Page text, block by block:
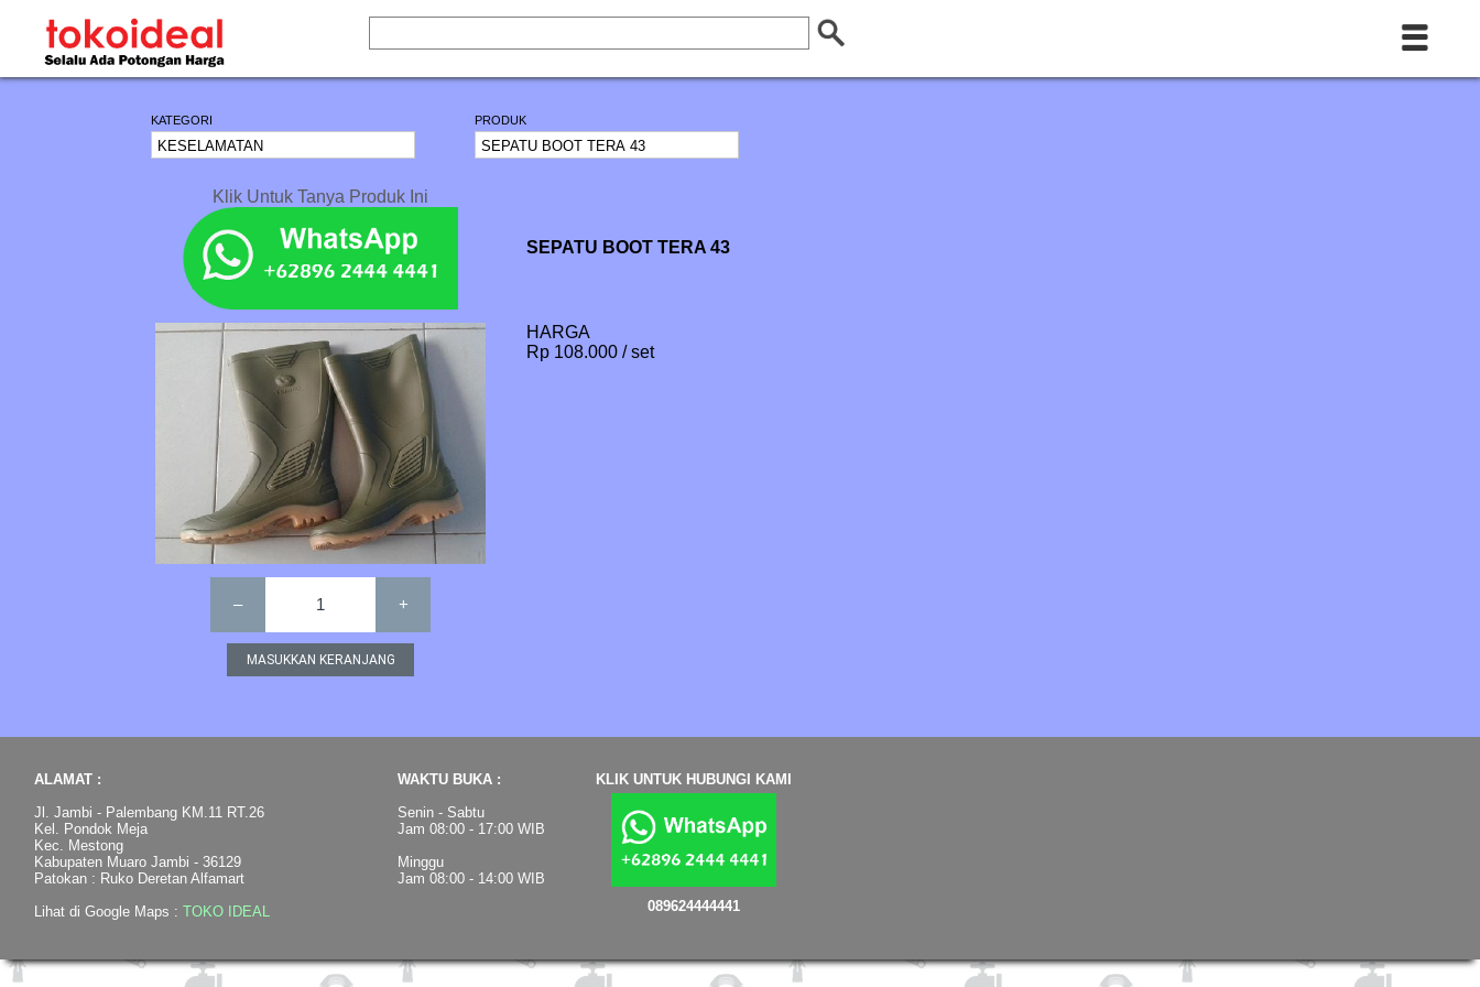
KATEGORI PRODUK
Klik Untuk Tanya Produk Ini
SEPATU BOOT TERA 43
HARGA
Rp 108.000 / set
– 1 +
ALAMAT :
Jl. Jambi - Palembang KM.11 RT.26
Kel. Pondok Meja
Kec. Mestong
Kabupaten Muaro Jambi - 36129
Patokan : Ruko Deretan Alfamart
Lihat di Google Maps : TOKO IDEAL
WAKTU BUKA :
Senin - Sabtu
Jam 08:00 - 17:00 WIB
Minggu
Jam 08:00 - 14:00 WIB
KLIK UNTUK HUBUNGI KAMI
089624444441